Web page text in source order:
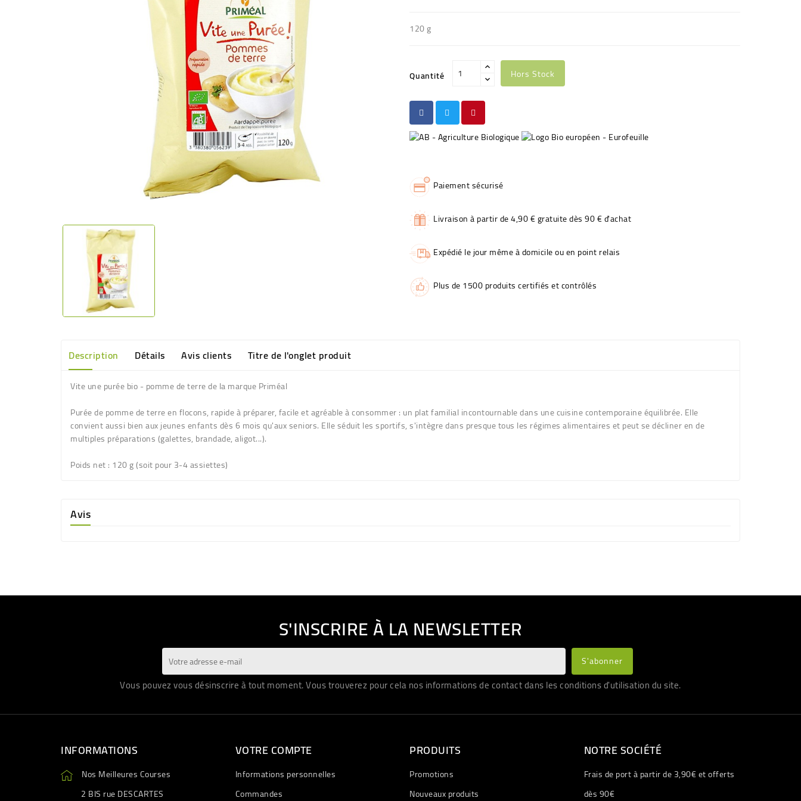
120 g
Quantité Hors Stock
Paiement sécurisé
Livraison à partir de 4,90 € gratuite dès 90 € d'achat
Expédié le jour même à domicile ou en point relais
Plus de 1500 produits certifiés et contrôlés
Description Détails Avis clients Titre de l'onglet produit
Vite une purée bio - pomme de terre de la marque Priméal
Purée de pomme de terre en flocons, rapide à préparer, facile et agréable à consommer : un plat familial incontournable dans une cuisine contemporaine équilibrée. Elle
convient aussi bien aux jeunes enfants dès 6 mois qu'aux seniors. Elle séduit les sportifs, s'intègre dans presque tous les régimes alimentaires et peut se décliner en de
multiples préparations (galettes, brandade, aligot...).
Poids net: 120 g (soit pour 3-4 assiettes)
Avis
S'INSCRIRE À LA NEWSLETTER
Vous pouvez vous désinscrire à tout moment. Vous trouverez pour cela nos informations de contact dans les conditions d'utilisation du site.
INFORMATIONS
Nos Meilleures Courses
2 BIS rue DESCARTES
VOTRE COMPTE
Informations personnelles
Commandes
PRODUITS
Promotions
Nouveaux produits
NOTRE SOCIÉTÉ
Frais de port à partir de 3,90€ et offerts
dès 90€